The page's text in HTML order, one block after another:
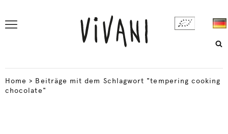
Home > Beiträge mit dem Schlagwort "tempering cooking
chocolate"